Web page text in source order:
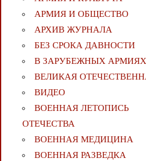
АРМИЯ И ОБЩЕСТВО
АРХИВ ЖУРНАЛА
БЕЗ СРОКА ДАВНОСТИ
В ЗАРУБЕЖНЫХ АРМИЯХ
ВЕЛИКАЯ
ВИДЕО
ВОЕННАЯ ЛЕТОПИСЬ
ОТЕЧЕСТВА
ВОЕННАЯ МЕДИЦИНА
ВОЕННАЯ РАЗВЕДКА